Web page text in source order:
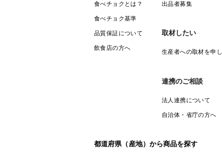
食べチョクとは？
食べチョク基準
品質保証について
飲食店の方へ
出品者募集
取材したい
生産者への取材を申
連携のご相談
法人連携について
自治体・省庁の方へ
都道府県（産地）から商品を探す